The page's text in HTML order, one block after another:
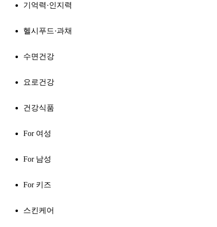
기억력·인지력
헬시푸드·과채
수면건강
요로건강
건강식품
For 여성
For 남성
For 키즈
스킨케어